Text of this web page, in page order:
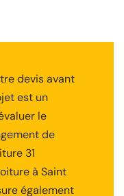
devis avant
est un
le
de
31
à Saint
également